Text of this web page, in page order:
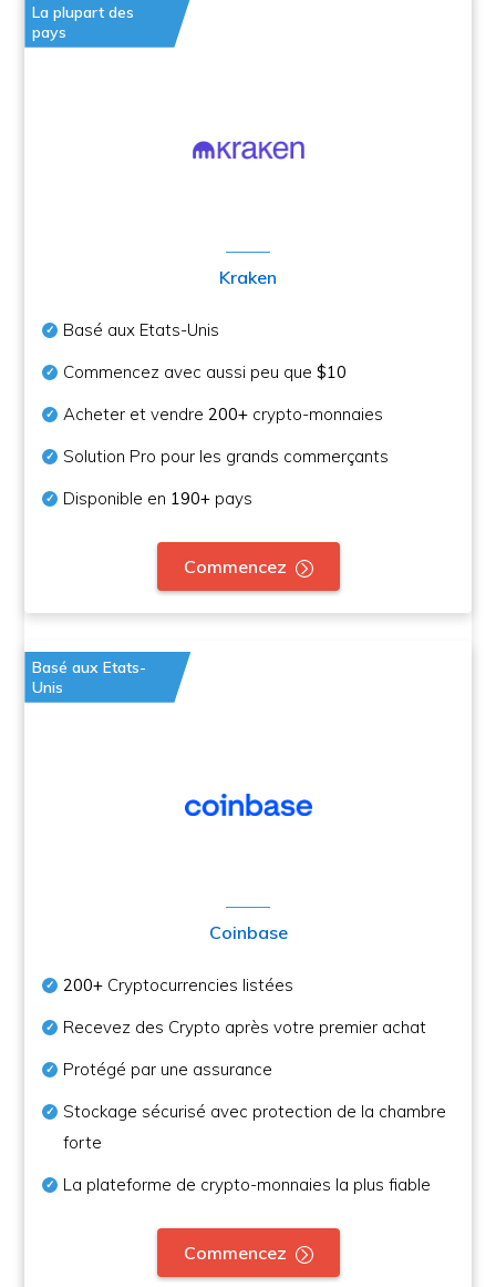
La plupart des
pays
Kraken
Basé aux Etats-Unis
Commencez avec aussi peu que$10
Acheter et vendre200+ crypto-monnaies
Solution Pro pour les grands commerçants
Disponible en 190+ pays
Commencez
Basé aux Etats-
Unis
Coinbase
200+ Cryptocurrencies listées
Recevez des Crypto après votre premier achat
Protégé par une assurance
Stockage sécurisé avec protection de la chambre
forte
La plateforme de crypto-monnaies la plus fiable
Commencez